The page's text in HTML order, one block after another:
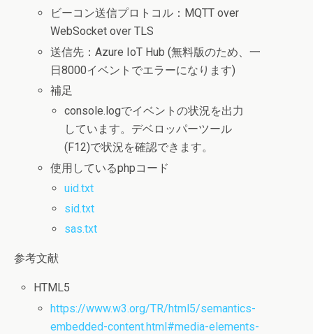
ビーコン送信プロトコル：MQTT over
WebSocket over TLS
送信先：Azure IoT Hub (無料版のため、一
日8000イベントでエラーになります)
補足
console.logでイベントの状況を出力
しています。デベロッパーツール
(F12)で状況を確認できます。
使用しているphpコード
uid.txt
sid.txt
sas.txt
参考文献
HTML5
https://www.w3.org/TR/html5/semantics-
embedded-content.html#media-elements-